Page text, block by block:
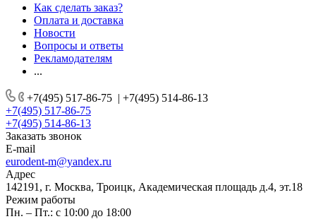
Как сделать заказ?
Оплата и доставка
Новости
Вопросы и ответы
Рекламодателям
...
+7(495) 517-86-75 | +7(495) 514-86-13
+7(495) 517-86-75
+7(495) 514-86-13
Заказать звонок
E-mail
eurodent-m@yandex.ru
Адрес
142191, г. Москва, Троицк, Академическая площадь д.4, эт.18
Режим работы
Пн. – Пт.: с 10:00 до 18:00